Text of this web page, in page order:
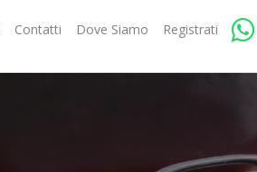
Contatti Dove Siamo Registrati